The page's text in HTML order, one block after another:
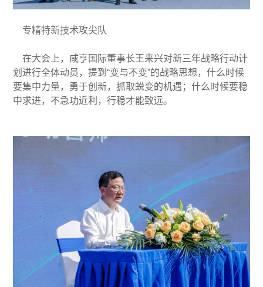
专精特新技术攻尖队
在大会上，咸亨国际董事长王来兴对新三年战略行动计
划进行全体动员，提到“变与不变”的战略思想，什么时候
要集中力量，勇于创新，抓取蜕变的机遇；什么时候要稳
中求进，不急功近利，行稳才能致远。